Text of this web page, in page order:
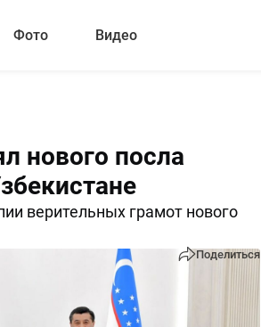
Фото Видео
нового посла
верительных грамот нового
Поделиться